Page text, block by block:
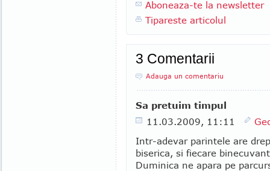
Aboneaza-te la newsletter
Tipareste articolul
3 Comentarii
Adauga un comentariu
Sa pretuim timpul
11.03.2009, 11:11
Intr-adevar parintele are
biserica, si fiecare
Duminica ne apara pe